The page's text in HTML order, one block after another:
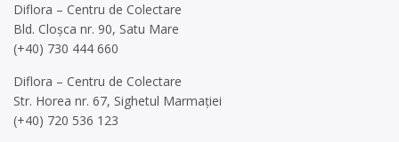
Diflora – Centru de Colectare
Bld. Cloșca nr. 90, Satu Mare
(+40) 730 444 660
Diflora – Centru de Colectare
Str. Horea nr. 67, Sighetul Marmației
(+40) 720 536 123